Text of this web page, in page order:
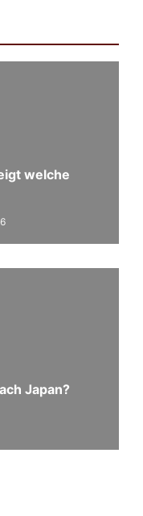
welche
Japan?